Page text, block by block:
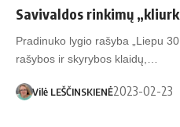
Savivaldos rinkimų
Pradinuko lygio rašyba „Liepu
rašybos ir skyrybos klaidų,…
Vilė LEŠČINSKIENĖ2023-02-23